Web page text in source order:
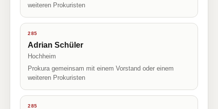
weiteren Prokuristen
285
Adrian Schüler
Hochheim
Prokura gemeinsam mit einem Vorstand oder einem
weiteren Prokuristen
285